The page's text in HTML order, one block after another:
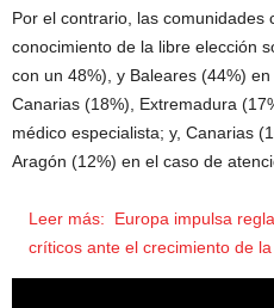
Por el contrario, las comunidades
conocimiento de la libre elección
con un 48%), y Baleares (44%)
Canarias (18%), Extremadura
médico especialista; y, Canarias
Aragón (12%) en el caso de
Leer más:
Europa impulsa
críticos ante el crecimiento de